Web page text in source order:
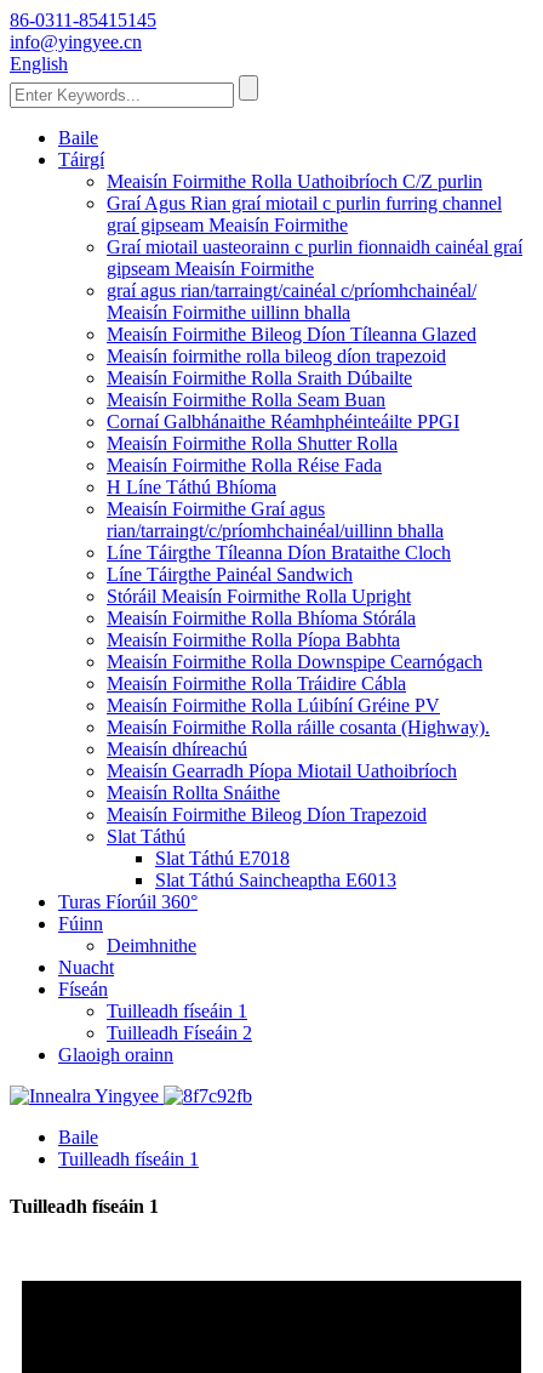
86-0311-85415145
info@yingyee.cn
English
Baile
Táirgí
Meaisín Foirmithe Rolla Uathoibríoch C/Z purlin
Graí Agus Rian graí miotail c purlin furring channel
graí gipseam Meaisín Foirmithe
Graí miotail uasteorainn c purlin fionnaidh cainéal graí
gipseam Meaisín Foirmithe
graí agus rian/tarraingt/cainéal c/príomhchainéal/
Meaisín Foirmithe uillinn bhalla
Meaisín Foirmithe Bileog Díon Tíleanna Glazed
Meaisín foirmithe rolla bileog díon trapezoid
Meaisín Foirmithe Rolla Sraith Dúbailte
Meaisín Foirmithe Rolla Seam Buan
Cornaí Galbhánaithe Réamhphéinteáilte PPGI
Meaisín Foirmithe Rolla Shutter Rolla
Meaisín Foirmithe Rolla Réise Fada
H Líne Táthú Bhíoma
Meaisín Foirmithe Graí agus
rian/tarraingt/c/príomhchainéal/uillinn bhalla
Líne Táirgthe Tíleanna Díon Brataithe Cloch
Líne Táirgthe Painéal Sandwich
Stóráil Meaisín Foirmithe Rolla Upright
Meaisín Foirmithe Rolla Bhíoma Stórála
Meaisín Foirmithe Rolla Píopa Babhta
Meaisín Foirmithe Rolla Downspipe Cearnógach
Meaisín Foirmithe Rolla Tráidire Cábla
Meaisín Foirmithe Rolla Lúibíní Gréine PV
Meaisín Foirmithe Rolla ráille cosanta (Highway).
Meaisín dhíreachú
Meaisín Gearradh Píopa Miotail Uathoibríoch
Meaisín Rollta Snáithe
Meaisín Foirmithe Bileog Díon Trapezoid
Slat Táthú
Slat Táthú E7018
Slat Táthú Saincheaptha E6013
Turas Fíorúil 360°
Fúinn
Deimhnithe
Nuacht
Físeán
Tuilleadh físeáin 1
Tuilleadh Físeáin 2
Glaoigh orainn
Baile
Tuilleadh físeáin 1
Tuilleadh físeáin 1